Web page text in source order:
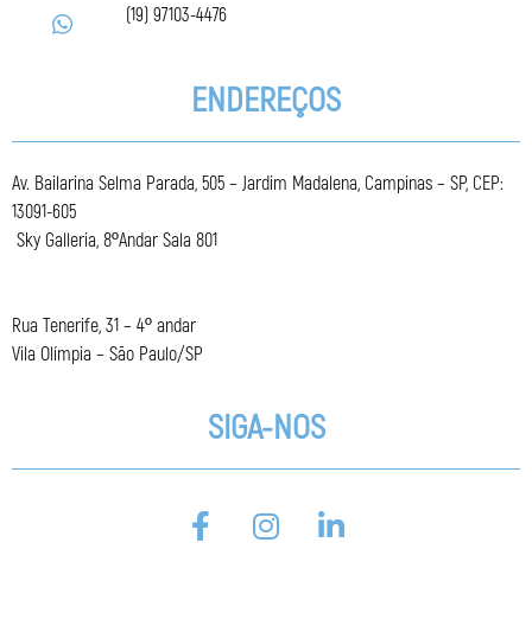
(19) 97103-4476
ENDEREÇOS
Av. Bailarina Selma Parada, 505 – Jardim Madalena, Campinas – SP, CEP:
13091-605
Sky Galleria, 8ºAndar Sala 801
Rua Tenerife, 31 – 4º andar
Vila Olímpia – São Paulo/SP
SIGA-NOS